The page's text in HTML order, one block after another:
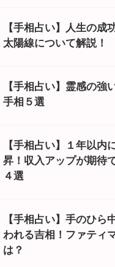
【手相占い】人生の成
太陽線について解説！
【手相占い】霊感の強
手相５選
【手相占い】１年以内
昇！収入アップが期待
４選
【手相占い】手のひら
われる吉相！ファティ
は？